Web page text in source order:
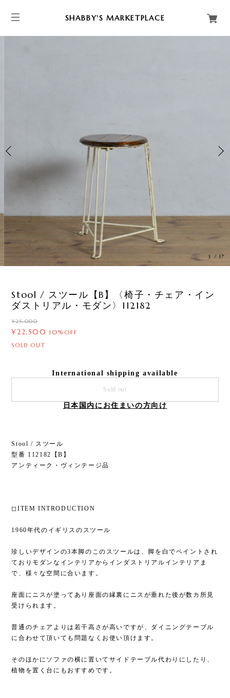
SHABBY'S MARKETPLACE
3 / 17
Stool / スツール【B】〈椅子・チェア・イン
ダストリアル・モダン〉112182
¥25,000
¥22,500 10%OFF
SOLD OUT
International shipping available
Sold out
日本国内にお住まいの方向け
Stool / スツール
型番 112182【B】
アンティーク・ヴィンテージ品
◻︎ITEM INTRODUCTION
1960年代のイギリスのスツール
珍しいデザインの3本脚のこのスツールは、脚を白でペイントされ
ておりモダンなインテリアからインダストリアルインテリアま
で、様々な空間に合います。
座面にニスが塗ってあり座面の縁裏にニスが垂れた後が数カ所見
受けられます。
普通のチェアよりは若干高さが高いですが、ダイニングテーブル
に合わせて頂いても問題なくお使い頂けます。
そのほかにソファの横に置いてサイドテーブル代わりにしたり、
植物を置く台にもおすすめです。